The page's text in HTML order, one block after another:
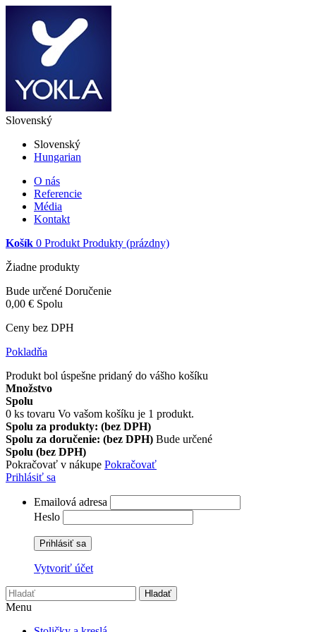
Slovenský
Slovenský
Hungarian
O nás
Referencie
Média
Kontakt
Košík 0 Produkt Produkty (prázdny)
Žiadne produkty
Bude určené Doručenie
0,00 € Spolu
Ceny bez DPH
Pokladňa
Produkt bol úspešne pridaný do vášho košíku
Množstvo
Spolu
0 ks tovaru Vo vašom košíku je 1 produkt.
Spolu za produkty: (bez DPH)
Spolu za doručenie: (bez DPH) Bude určené
Spolu (bez DPH)
Pokračovať v nákupe Pokračovať
Prihlásiť sa
Emailová adresa
Heslo
Prihlásiť sa
Vytvoriť účet
Hladať
Menu